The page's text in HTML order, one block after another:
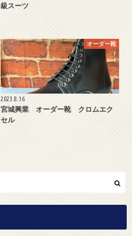
級スーツ
オーダー靴
2023.8.16
宮城興業 オーダー靴 クロムエク
セル